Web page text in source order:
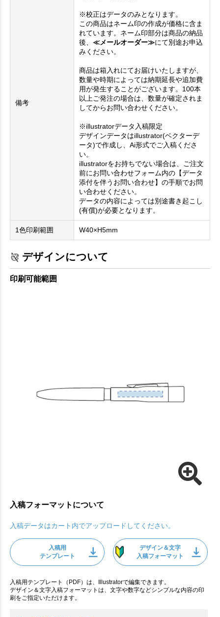
備考
※校正はデータのみとなります。
この商品はネーム印の作成が価格に含ま
れています。ネーム印部分は商品の納品
後、 ≪メールオーダー≫にて別途お申込
みください。
商品は箱入れにてお届けいたしますが、
数量や時期によっては納期延長や追加費
用が発生することがございます。100本
以上ご発注の場合は、数量が確定されま
してからお問い合わせください。
※illustratorデータ入稿限定
デザインデータはillustrator(ベクターデ
ータ)で作成し、Ai形式でご入稿くださ
い。
illustratorをお持ちでない場合は、ご注文
前にお問い合わせフォーム内の【データ
添付を伴うお問い合わせ】の手順でお問
い合わせください。
データの内容によっては別途書き起こし
(有償)が必要となります。
1色印刷範囲 W40×H5mm
デザインについて
印刷可能範囲
入稿フォーマットについて
入稿データはカート内でアップロードしてください。
入稿用
テンプレート
デザイン＆文字
入稿フォーマット
入稿用テンプレート（PDF）は、Illustratorで編集できます。
デザイン＆文字入稿フォーマットは、文字や数字などシンプルな内容の印
刷をご指定いただけます。